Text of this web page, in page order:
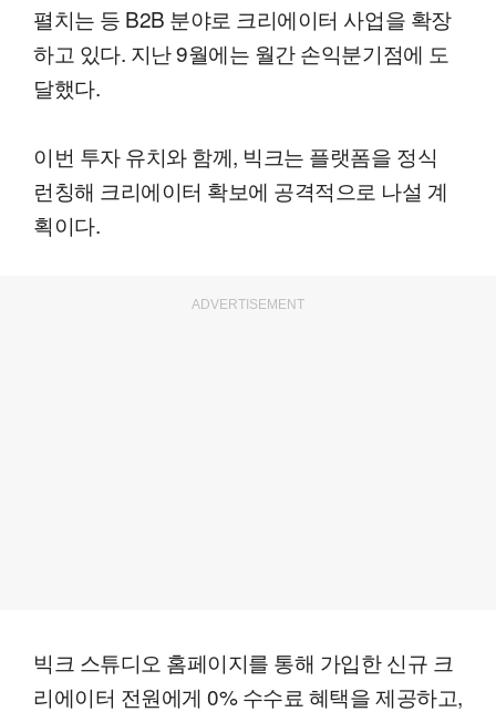
펼치는 등 B2B 분야로 크리에이터 사업을 확장
하고 있다. 지난 9월에는 월간 손익분기점에 도
달했다.
이번 투자 유치와 함께, 빅크는 플랫폼을 정식
런칭해 크리에이터 확보에 공격적으로 나설 계
획이다.
ADVERTISEMENT
빅크 스튜디오 홈페이지를 통해 가입한 신규 크
리에이터 전원에게 0% 수수료 혜택을 제공하고,